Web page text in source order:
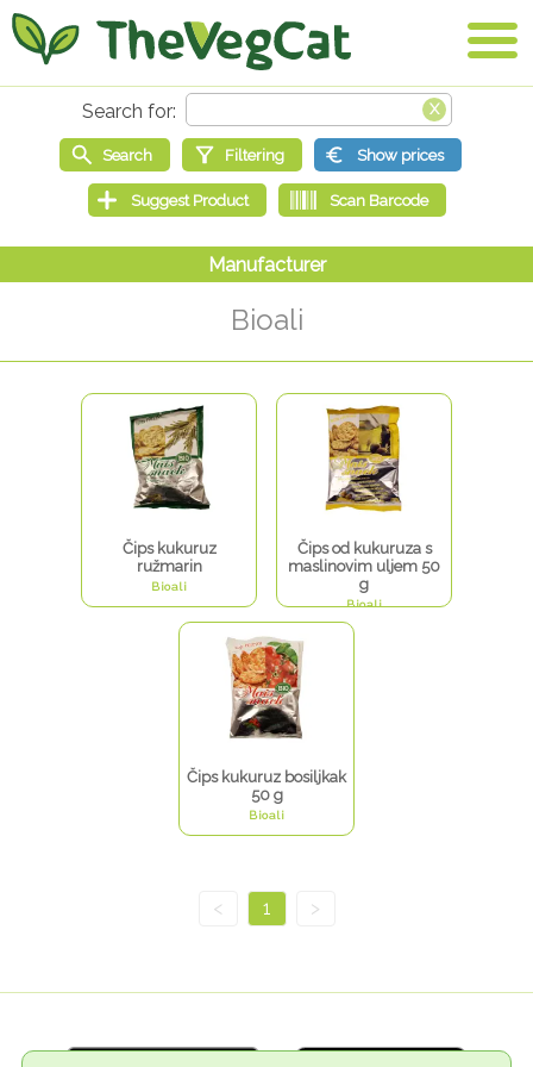
Bioali
Čips kukuruz
ružmarin
Bioali
Čips od kukuruza s
maslinovim uljem 50
g
Bioali
Čips kukuruz bosiljkak
50 g
Bioali
< 1 >